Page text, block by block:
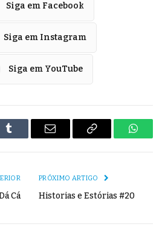
Siga em Facebook
Siga em Instagram
Siga em YouTube
Tumblr
E-
Copiar
Cá
PRÓXIMO ARTIGO
Historias e Estórias #20